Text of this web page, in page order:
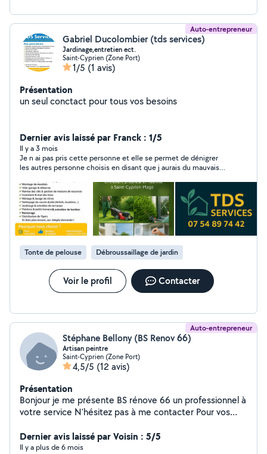
Auto-entrepreneur
Gabriel Ducolombier (tds services)
Jardinage,entretien ect.
Saint-Cyprien (Zone Port)
1/5 (1 avis)
Présentation
un seul conctact pour tous vos besoins
Dernier avis laissé par Franck : 1/5
Il y a 3 mois
Je n ai pas pris cette personne et elle se permet de dénigrer
les autres personne choisis en disant que j aurais du mauvais
que je ne veux pas payer le double des propositions des autres
personnes. Personne me suppliant de le faire travailler car il
avait des enfants a nourrir. Je lui ai demandé de me faire un
devis. J ai communiqué le tarif des autres personnes et la il c
est permis de dénigrer et maintenant il se permet de dire que
je suis un mauvais payeur. Je ne suis pas un pigeon à arnaquer.
Tonte de pelouse
Débroussaillage de jardin
Voir le profil Contacter
Auto-entrepreneur
Stéphane Bellony (BS Renov 66)
Artisan peintre
Saint-Cyprien (Zone Port)
4,5/5 (12 avis)
Présentation
Bonjour je me présente BS rénove 66 un professionnel à
votre service N'hésitez pas à me contacter Pour vos
Dernier avis laissé par Voisin : 5/5
Il y a plus de 6 mois